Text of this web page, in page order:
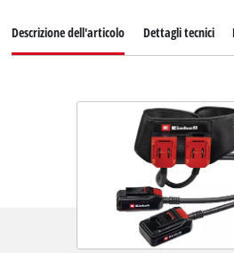
Descrizione dell'articolo Dettagli tecnici